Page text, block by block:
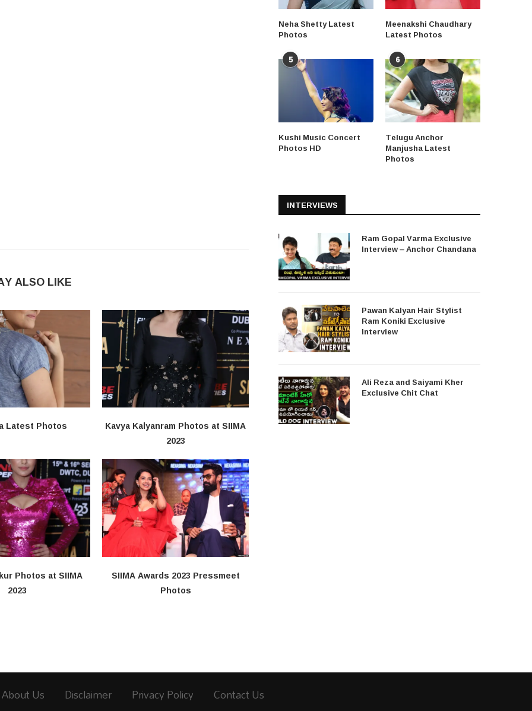
ALSO LIKE
Latest Photos
Kavya Kalyanram Photos at SIIMA
2023
Photos at SIIMA
2023
SIIMA Awards 2023 Pressmeet
Photos
Neha Shetty Latest
Photos
Meenakshi Chaudhary
Latest Photos
5
Kushi Music Concert
Photos HD
6
Telugu Anchor
Manjusha Latest
Photos
INTERVIEWS
Ram Gopal Varma Exclusive
Interview – Anchor Chandana
Pawan Kalyan Hair Stylist
Ram Koniki Exclusive
Interview
Ali Reza and Saiyami Kher
Exclusive Chit Chat
About Us Disclaimer Privacy Policy Contact Us